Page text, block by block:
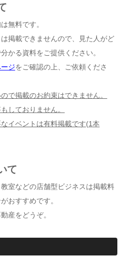
無料です。
掲載できませんので、見た人がど
かる資料をご提供ください。
ジをご確認の上、ご依頼くださ
で掲載のお約束はできません。
しておりません。
イベントは有料掲載です(1本
て
室などの店舗型ビジネスは掲載料
おすすめです。
産をどうぞ。